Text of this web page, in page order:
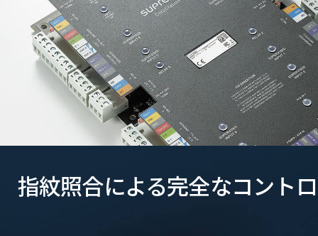
指紋照合による完全なコント